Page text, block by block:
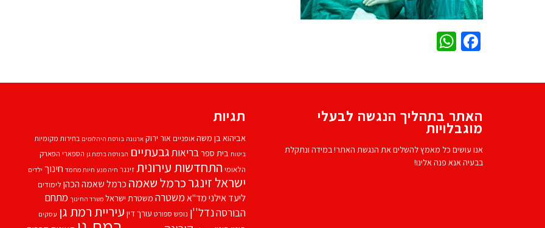
Facebook
האתר בתהליך הנגשה לבעלי
מוגבלויות
אנו עושים כל מאמץ להשלים את הנגשת האתר! במידה ונתקלת
בבעיה אנא פנה אלינו!
תגיות
אביהוא בן משהאופניים אור ירוק ארנונה בורסת היהלומים בחירות מקומיות
ביטוח בית ספרבריאותגבעתיים הבורסה ברמת גן הספארי הפארק
הלאומי התחדשות עירוניתזינגר חיה מנע חיות מחמד חינוך ילדים
ישראל זינגרכרמל שאמה כרמל שאמה הכהן לימודים
ליעד אילנימד''אמשטרה משטרת ישראל משרד החינוך מתחם
הבורסהנדל''ן נופש ספורט עורך דין עיריית רמת גן עסקים